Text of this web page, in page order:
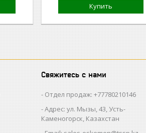
Купить
Свяжитесь с нами
Отдел продаж: +77780210146
Адрес: ул. Мызы, 43, Усть-
Каменогорск, Казахстан